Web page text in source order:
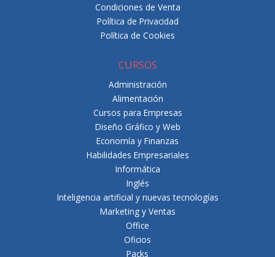
Condiciones de Venta
Política de Privacidad
Política de Cookies
CURSOS
Administración
Alimentación
Cursos para Empresas
Diseño Gráfico y Web
Economía y Finanzas
Habilidades Empresariales
Informática
Inglés
Inteligencia artificial y nuevas tecnologías
Marketing y Ventas
Office
Oficios
Packs